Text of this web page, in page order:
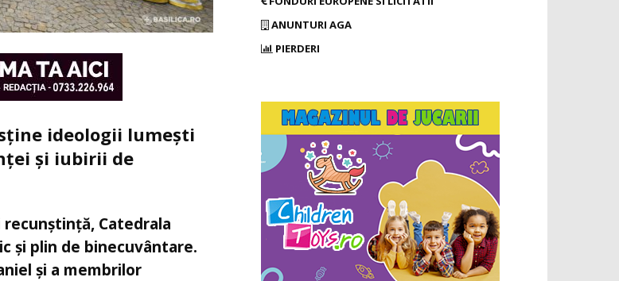
ideologii lumești
și iubirii de
Catedrala
și plin de binecuvântare.
și a membrilor
ANUNTURI AGA
PIERDERI